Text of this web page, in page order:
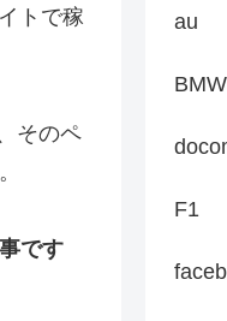
トで稼
そのペ
です
au
BMW
F1